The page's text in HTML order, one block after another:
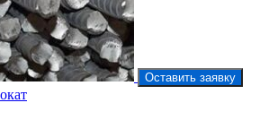
Оставить заявку